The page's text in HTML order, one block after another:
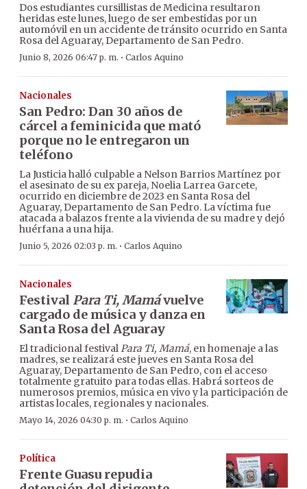
Dos estudiantes cursillistas de Medicina resultaron
heridas este lunes, luego de ser embestidas por un
automóvil en un accidente de tránsito ocurrido en Santa
Rosa del Aguaray, Departamento de San Pedro.
Junio 8, 2026 06:47 p. m. · Carlos Aquino
Nacionales
San Pedro: Dan 30 años de
cárcel a feminicida que mató
porque no le entregaron un
teléfono
La Justicia halló culpable a Nelson Barrios Martínez por
el asesinato de su ex pareja, Noelia Larrea Garcete,
ocurrido en diciembre de 2023 en Santa Rosa del
Aguaray, Departamento de San Pedro. La víctima fue
atacada a balazos frente a la vivienda de su madre y dejó
huérfana a una hija.
Junio 5, 2026 02:03 p. m. · Carlos Aquino
Nacionales
Festival Para Ti, Mamávuelve
cargado de música y danza en
Santa Rosa del Aguaray
El tradicional festivalPara Ti, Mamá, en homenaje a las
madres, se realizará este jueves en Santa Rosa del
Aguaray, Departamento de San Pedro, con el acceso
totalmente gratuito para todas ellas. Habrá sorteos de
numerosos premios, música en vivo y la participación de
artistas locales, regionales y nacionales.
Mayo 14, 2026 04:30 p. m. · Carlos Aquino
Política
Frente Guasu repudia